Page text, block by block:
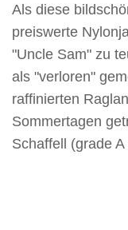
Als diese
preiswerte
"Uncle Sam" zu
als "verloren"
raffinierten
Sommertagen
Schaffell (grade